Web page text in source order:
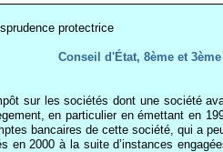
protectrice
Conseil d'État, 8ème et
sur les sociétés dont une
en particulier en émettant en
bancaires de cette société, qui a
en 2000 à la suite d’instances